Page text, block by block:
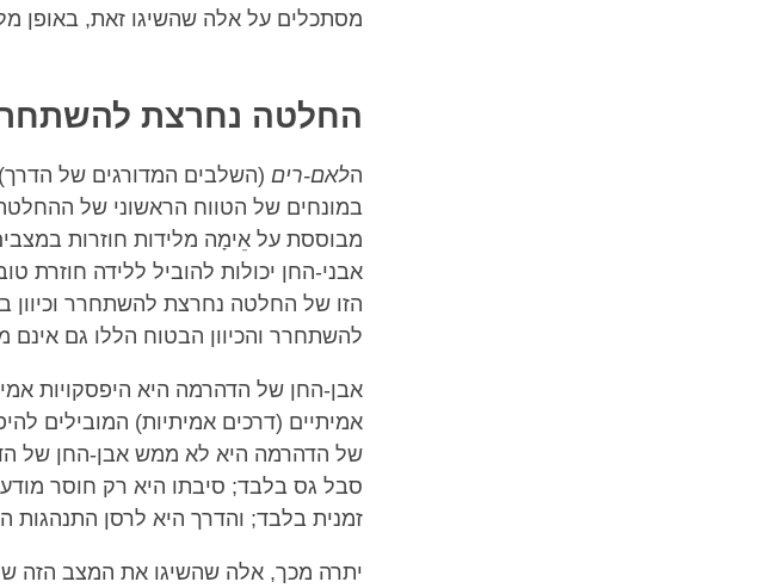
מסתכלים על אלה שהשיגו זאת, באופן
החלטה נחרצת להשתחרר
הלאם-רים (השלבים המדורגים של
במונחים של הטווח הראשוני של
מבוססת על אֵימָה מלידות חוזרות
אבני-החן יכולות להוביל ללידה חוזרת
הזו של החלטה נחרצת להשתחרר
להשתחרר והכיוון הבטוח הללו גם אינם
אבן-החן של הדהרמה היא היפסקויות
אמיתיים (דרכים אמיתיות) המובילים
של הדהרמה היא לא ממש אבן-החן של
סבל גס בלבד; סיבתו היא רק חוסר
זמנית בלבד; והדרך היא לרסן התנהגות
יתרה מכך, אלה שהשיגו את המצב הזה